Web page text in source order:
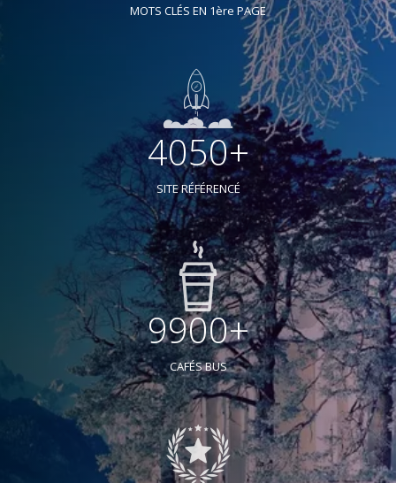
MOTS CLÉS EN 1ère PAGE
4050+
SITE RÉFÉRENCÉ
9900+
CAFÉS BUS